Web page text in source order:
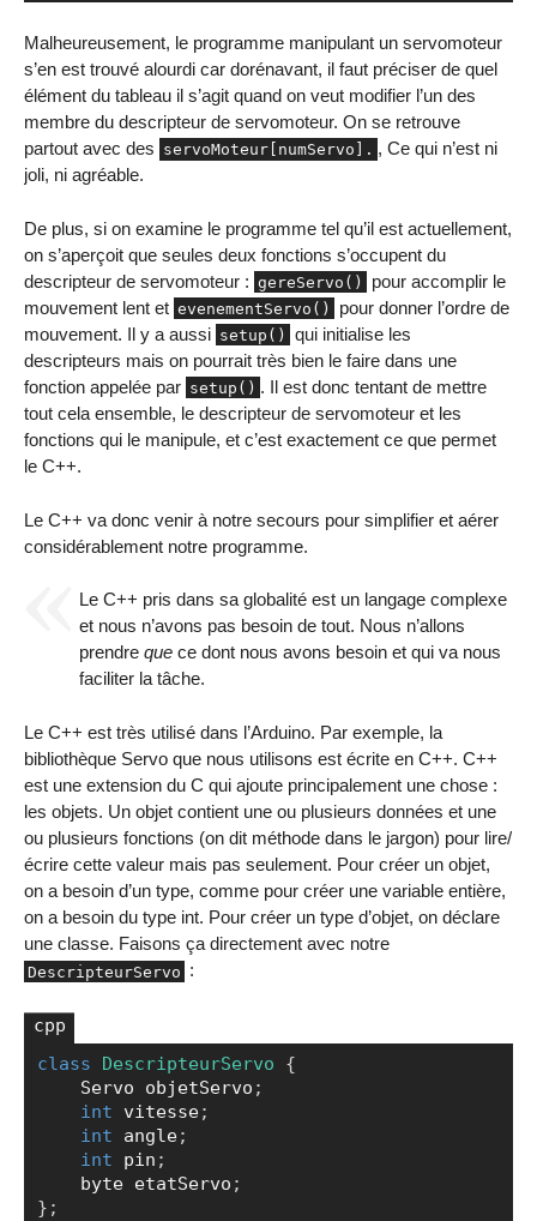
Malheureusement, le programme manipulant un servomoteur
s’en est trouvé alourdi car dorénavant, il faut préciser de quel
élément du tableau il s’agit quand on veut modifier l’un des
membre du descripteur de servomoteur. On se retrouve
partout avec des servoMoteur[numServo]. , Ce qui n’est ni
joli, ni agréable.
De plus, si on examine le programme tel qu’il est actuellement,
on s’aperçoit que seules deux fonctions s’occupent du
descripteur de servomoteur : gereServo()
pour accomplir le
mouvement lent et evenementServo()
pour donner l’ordre de
mouvement. Il y a aussi setup()
qui initialise les
descripteurs mais on pourrait très bien le faire dans une
fonction appelée par setup() . Il est donc tentant de mettre
tout cela ensemble, le descripteur de servomoteur et les
fonctions qui le manipule, et c’est exactement ce que permet
le C++.
Le C++ va donc venir à notre secours pour simplifier et aérer
considérablement notre programme.
Le C++ pris dans sa globalité est un langage complexe
et nous n’avons pas besoin de tout. Nous n’allons
prendre quece dont nous avons besoin et qui va nous
faciliter la tâche.
Le C++ est très utilisé dans l’Arduino. Par exemple, la
bibliothèque Servo que nous utilisons est écrite en C++. C++
est une extension du C qui ajoute principalement une chose :
les objets. Un objet contient une ou plusieurs données et une
ou plusieurs fonctions (on dit méthode dans le jargon) pour lire/
écrire cette valeur mais pas seulement. Pour créer un objet,
on a besoin d’un type, comme pour créer une variable entière,
on a besoin du type int. Pour créer un type d’objet, on déclare
une classe. Faisons ça directement avec notre
DescripteurServo :
class DescripteurServo
{
    Servo objetServo
;
int vitesse;
int angle;
int pin ;
    byte etatServo
;
} ;